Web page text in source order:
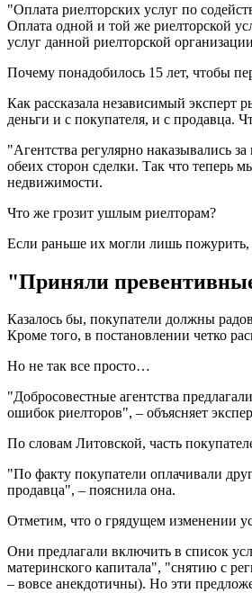
"Оплата риелторских услуг по
Оплата одной и той же риелторской
услуг данной риелторской
Почему понадобилось 15 лет, чтобы
Как рассказала независимый эксперт
деньги и с покупателя, и с продавца.
"Агентства регулярно наказывались
обеих сторон сделки. Так что теперь
недвижимости.
Что же грозит ушлым риелторам?
Если раньше их могли лишь
"Приняли
Казалось бы, покупатели должны
Кроме того, в постановлении четко
Но не так все просто…
"Добросовестные агентства
ошибок риелторов", – объясняет
По словам Литовской, часть
"По факту покупатели оплачивали
продавца", – пояснила она.
Отметим, что о грядущем изменении
Они предлагали включить в список
материнского капитала", "снятию с
– вовсе анекдотичны). Но эти